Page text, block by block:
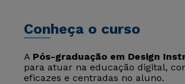
Conheça o curso
A Pós-graduação em Design
para atuar na educação digital,
eficazes e centradas no aluno.